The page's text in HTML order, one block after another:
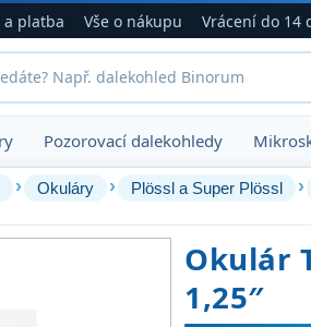
a platba Vše o nákupu Vrácení do 14
Pozorovací dalekohledy
› Okuláry › Plössl a Super Plössl ›
Okulár
1,25″